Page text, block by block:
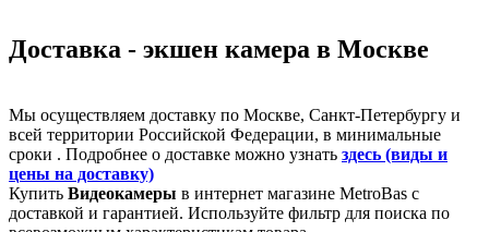
Доставка - экшен камера в Москве
Мы осуществляем доставку по Москве, Санкт-Петербургу и
всей территории Российской Федерации, в минимальные
сроки . Подробнее о доставке можно узнать здесь (виды и
цены на доставку)
Купить Видеокамеры в интернет магазине MetroBas с
доставкой и гарантией. Используйте фильтр для поиска по